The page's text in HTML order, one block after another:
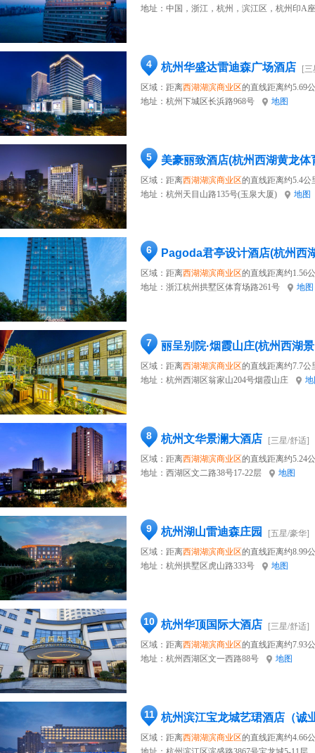
地址： 中国，浙江，杭州，滨江区，杭州印A
4 杭州华盛达雷迪森广场酒店
[
区域：距离西湖湖滨商业区的直线距离约5.69
地址： 杭州下城区长浜路968号 地图
5 美豪丽致酒店(杭州西湖黄龙体
区域：距离西湖湖滨商业区的直线距离约5.4公
地址： 杭州天目山路135号(玉泉大厦) 地图
6 Pagoda君亭设计酒店(杭州西
区域：距离西湖湖滨商业区的直线距离约1.56
地址： 浙江杭州拱墅区体育场路261号 地图
7 丽呈别院·烟霞山庄(杭州西湖
区域：距离西湖湖滨商业区的直线距离约7.7公
地址： 杭州西湖区翁家山204号烟霞山庄
8 杭州文华景澜大酒店
[三星/舒适]
区域：距离西湖湖滨商业区的直线距离约5.24
地址： 西湖区文二路38号17-22层 地图
9 杭州湖山雷迪森庄园
[五星/豪华]
区域：距离西湖湖滨商业区的直线距离约8.99
地址： 杭州拱墅区虎山路333号 地图
10 杭州华顶国际大酒店
[三星/舒适]
区域：距离西湖湖滨商业区的直线距离约7.93
地址： 杭州西湖区文一西路88号 地图
11 杭州滨江宝龙城艺珺酒店（诚
区域：距离西湖湖滨商业区的直线距离约4.66